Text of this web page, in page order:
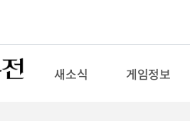
새소식 게임정보